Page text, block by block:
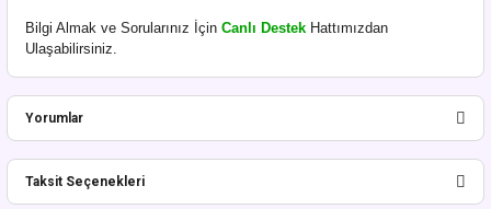
Bilgi Almak ve Sorularınız İçin Canlı Destek Hattımızdan
Ulaşabilirsiniz.
Yorumlar
Taksit Seçenekleri